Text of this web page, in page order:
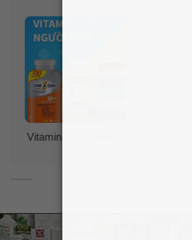
Hướng dẫn sử dụng viên
5000IU
Người lớn
Nên uống vào buổi sáng hoặc buổi
Bảo quản ở nhiệt độ phòng thoáng
Vitamin cho người lớn